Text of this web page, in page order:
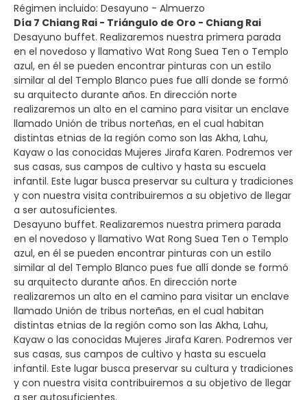
Régimen incluido: Desayuno - Almuerzo
Día 7 Chiang Rai - Triángulo de Oro - Chiang Rai
Desayuno buffet. Realizaremos nuestra primera parada
en el novedoso y llamativo Wat Rong Suea Ten o Templo
azul, en él se pueden encontrar pinturas con un estilo
similar al del Templo Blanco pues fue allí donde se formó
su arquitecto durante años. En dirección norte
realizaremos un alto en el camino para visitar un enclave
llamado Unión de tribus norteñas, en el cual habitan
distintas etnias de la región como son las Akha, Lahu,
Kayaw o las conocidas Mujeres Jirafa Karen. Podremos ver
sus casas, sus campos de cultivo y hasta su escuela
infantil. Este lugar busca preservar su cultura y tradiciones
y con nuestra visita contribuiremos a su objetivo de llegar
a ser autosuficientes.
Desayuno buffet. Realizaremos nuestra primera parada
en el novedoso y llamativo Wat Rong Suea Ten o Templo
azul, en él se pueden encontrar pinturas con un estilo
similar al del Templo Blanco pues fue allí donde se formó
su arquitecto durante años. En dirección norte
realizaremos un alto en el camino para visitar un enclave
llamado Unión de tribus norteñas, en el cual habitan
distintas etnias de la región como son las Akha, Lahu,
Kayaw o las conocidas Mujeres Jirafa Karen. Podremos ver
sus casas, sus campos de cultivo y hasta su escuela
infantil. Este lugar busca preservar su cultura y tradiciones
y con nuestra visita contribuiremos a su objetivo de llegar
a ser autosuficientes.